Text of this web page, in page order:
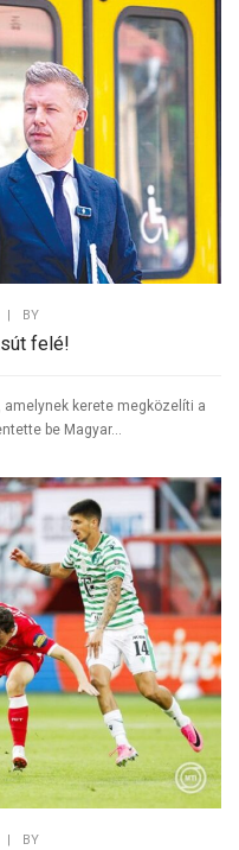
BY
felé!
kerete megközelíti a
be Magyar...
BY